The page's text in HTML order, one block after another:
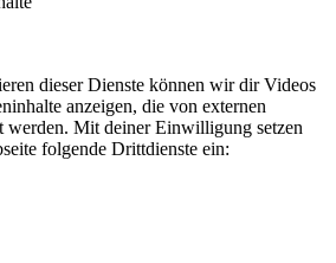
dieser Dienste können wir dir Videos
anzeigen, die von externen
werden. Mit deiner Einwilligung setzen
folgende Drittdienste ein: